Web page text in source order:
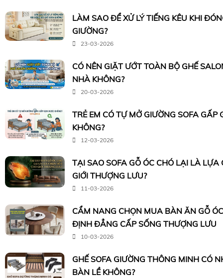
LÀM SAO ĐỂ XỬ LÝ TIẾNG KÊU KHI
GIƯỜNG?
23-03-2026
CÓ NÊN GIẶT ƯỚT TOÀN BỘ GHẾ
NHÀ KHÔNG?
20-03-2026
TRẺ EM CÓ TỰ MỞ GIƯỜNG SOFA GẤP
KHÔNG?
12-03-2026
TẠI SAO SOFA GỖ ÓC CHÓ LẠI LÀ LỰA
GIỚI THƯỢNG LƯU?
11-03-2026
CẨM NANG CHỌN MUA BÀN ĂN GỖ
ĐỊNH ĐẲNG CẤP SỐNG THƯỢNG LƯU
10-03-2026
GHẾ SOFA GIƯỜNG THÔNG MINH CÓ
BÀN LỀ KHÔNG?